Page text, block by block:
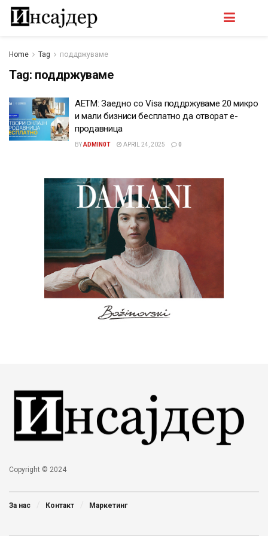
Home Tag поддржуваме
Tag: поддржуваме
AETM: Заедно со Visa поддржуваме 20 микро
и мали бизниси бесплатно да отворат е-
продавница
BYADMIN0T APRIL 24, 2025 0
Copyright © 2024
За нас Контакт Маркетинг